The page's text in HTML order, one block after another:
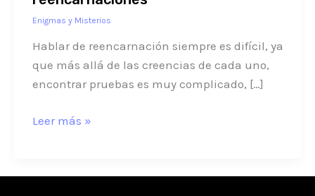
Enigmas y Misterios
Hablar de reencarnación siempre es difícil, ya
que más allá de las creencias de cada uno,
encontrar pruebas es muy complicado, […]
Leer más »